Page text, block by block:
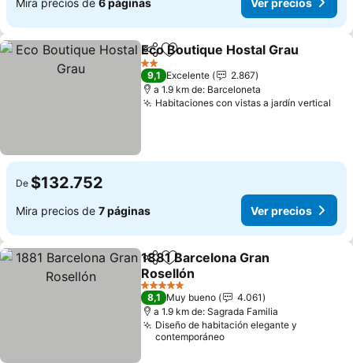
CompartirAgregar a favoritos
Eco Boutique Hostal Grau
2 Estrellas
9,1 Excelente
2.867
a 1.9 km de: Barceloneta
Habitaciones con vistas a jardín vertical
De $132.752
Mira precios de 7 páginas Ver precios
CompartirAgregar a favoritos
1881 Barcelona Gran
Rosellón
5 Estrellas
8,1 Muy bueno
4.061
a 1.9 km de: Sagrada Familia
Diseño de habitación elegante y
contemporáneo